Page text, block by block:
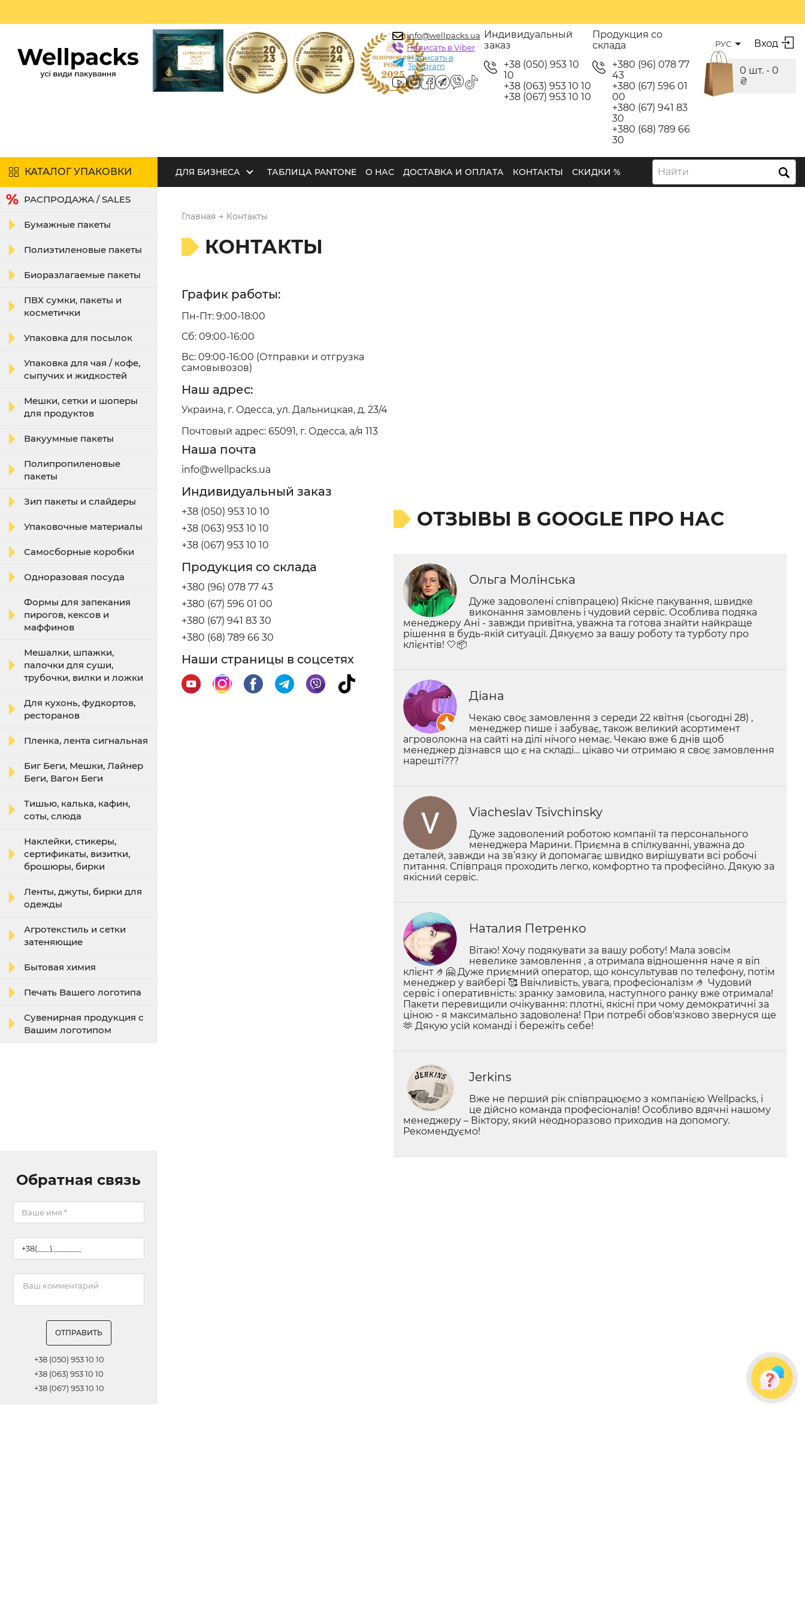
info@wellpacks.ua
Написать в Viber
Написать в
Telegram
Индивидуальный
заказ
+38 (050) 953 10
10
+38 (063) 953 10 10
+38 (067) 953 10 10
Продукция со
склада
+380 (96) 078 77
43
+380 (67) 596 01
00
+380 (67) 941 83
30
+380 (68) 789 66
30
РУС Вход
0 шт. - 0
₴
КАТАЛОГ УПАКОВКИ ДЛЯ БИЗНЕСА ТАБЛИЦА PANTONE О НАС ДОСТАВКА И ОПЛАТА КОНТАКТЫ СКИДКИ % Найти
РАСПРОДАЖА / SALES
Бумажные пакеты
Полиэтиленовые пакеты
Биоразлагаемые пакеты
ПВХ сумки, пакеты и
косметички
Упаковка для посылок
Упаковка для чая / кофе,
сыпучих и жидкостей
Мешки, сетки и шоперы
для продуктов
Вакуумные пакеты
Полипропиленовые
пакеты
Зип пакеты и слайдеры
Упаковочные материалы
Самосборные коробки
Одноразовая посуда
Формы для запекания
пирогов, кексов и
маффинов
Мешалки, шпажки,
палочки для суши,
трубочки, вилки и ложки
Для кухонь, фудкортов,
ресторанов
Пленка, лента сигнальная
Биг Беги, Мешки, Лайнер
Беги, Вагон Беги
Тишью, калька, кафин,
соты, слюда
Наклейки, стикеры,
сертификаты, визитки,
брошюры, бирки
Ленты, джуты, бирки для
одежды
Агротекстиль и сетки
затеняющие
Бытовая химия
Печать Вашего логотипа
Сувенирная продукция с
Вашим логотипом
Обратная связь
ОТПРАВИТЬ
+38 (050) 953 10 10
+38 (063) 953 10 10
+38 (067) 953 10 10
Главная → Контакты
КОНТАКТЫ
График работы:
Пн-Пт: 9:00-18:00
Сб: 09:00-16:00
Вс: 09:00-16:00 (Отправки и отгрузка
самовывозов)
Наш адрес:
Украина, г. Одесса, ул. Дальницкая, д. 23/4
Почтовый адрес: 65091, г. Одесса, а/я 113
Наша почта
info@wellpacks.ua
Индивидуальный заказ
+38 (050) 953 10 10
+38 (063) 953 10 10
+38 (067) 953 10 10
Продукция со склада
+380 (96) 078 77 43
+380 (67) 596 01 00
+380 (67) 941 83 30
+380 (68) 789 66 30
Наши страницы в соцсетях
ОТЗЫВЫ В GOOGLE ПРО НАС
Ольга Молінська
Дуже задоволені співпрацею) Якісне пакування, швидке
виконання замовлень і чудовий сервіс. Особлива подяка
менеджеру Ані - завжди привітна, уважна та готова знайти найкраще
рішення в будь-якій ситуації. Дякуємо за вашу роботу та турботу про
клієнтів! 🤍📦
Діана
Чекаю своє замовлення з середи 22 квітня (сьогодні 28) ,
менеджер пише і забуває, також великий асортимент
агроволокна на сайті на ділі нічого немає. Чекаю вже 6 днів щоб
менеджер дізнався що є на складі… цікаво чи отримаю я своє замовлення
нарешті???
Viacheslav Tsivchinsky
Дуже задоволений роботою компанії та персонального
менеджера Марини. Приємна в спілкуванні, уважна до
деталей, завжди на зв’язку й допомагає швидко вирішувати всі робочі
питання. Співпраця проходить легко, комфортно та професійно. Дякую за
якісний сервіс.
Наталия Петренко
Вітаю! Хочу подякувати за вашу роботу! Мала зовсім
невелике замовлення , а отримала відношення наче я віп
клієнт 🤌🤗 Дуже приємний оператор, що консультував по телефону, потім
менеджер у вайбері 🥰 Ввічливість, увага, професіоналізм 🤌 Чудовий
сервіс і оперативність: зранку замовила, наступного ранку вже отримала!
Пакети перевищили очікування: плотні, якісні при чому демократичні за
ціною - я максимально задоволена! При потребі обов'язково звернуся ще
🫶 Дякую усій команді і бережіть себе!
Jerkins
Вже не перший рік співпрацюємо з компанією Wellpacks, і
це дійсно команда професіоналів! Особливо вдячні нашому
менеджеру – Віктору, який неодноразово приходив на допомогу.
Рекомендуємо!